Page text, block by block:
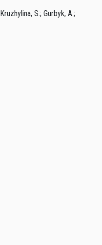
Kruzhylina, S.; Gurbyk, A.;